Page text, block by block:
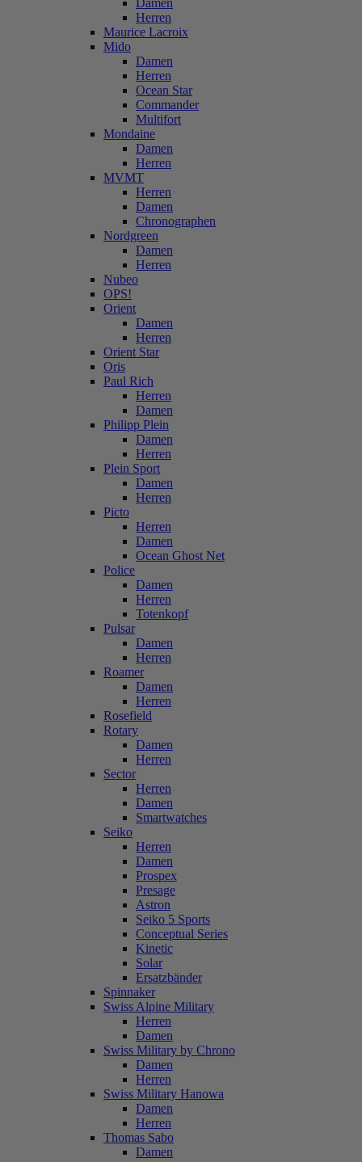
Damen
Herren
Maurice Lacroix
Mido
Damen
Herren
Ocean Star
Commander
Multifort
Mondaine
Damen
Herren
MVMT
Herren
Damen
Chronographen
Nordgreen
Damen
Herren
Nubeo
OPS!
Orient
Damen
Herren
Orient Star
Oris
Paul Rich
Herren
Damen
Philipp Plein
Damen
Herren
Plein Sport
Damen
Herren
Picto
Herren
Damen
Ocean Ghost Net
Police
Damen
Herren
Totenkopf
Pulsar
Damen
Herren
Roamer
Damen
Herren
Rosefield
Rotary
Damen
Herren
Sector
Herren
Damen
Smartwatches
Seiko
Herren
Damen
Prospex
Presage
Astron
Seiko 5 Sports
Conceptual Series
Kinetic
Solar
Ersatzbänder
Spinnaker
Swiss Alpine Military
Herren
Damen
Swiss Military by Chrono
Damen
Herren
Swiss Military Hanowa
Damen
Herren
Thomas Sabo
Damen